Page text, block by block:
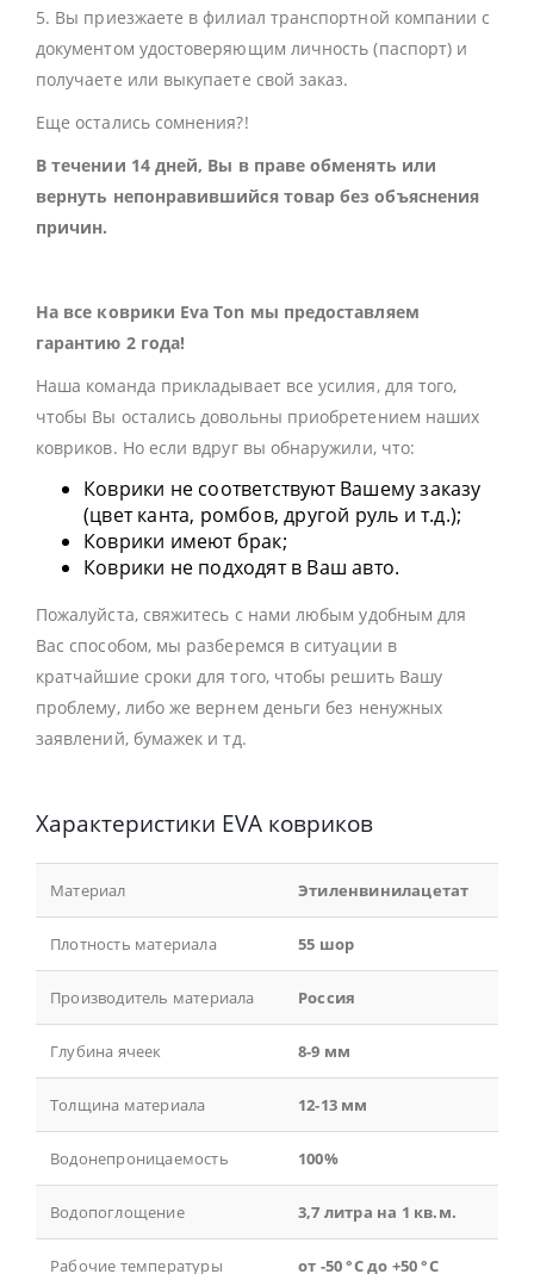
5. Вы приезжаете в филиал транспортной компании с
документом удостоверяющим личность (паспорт) и
получаете или выкупаете свой заказ.
Еще остались сомнения?!
В течении 14 дней, Вы в праве обменять или
вернуть непонравившийся товар без объяснения
причин.
На все коврики Eva Ton мы предоставляем
гарантию 2 года!
Наша команда прикладывает все усилия, для того,
чтобы Вы остались довольны приобретением наших
ковриков. Но если вдруг вы обнаружили, что:
Коврики не соответствуют Вашему заказу
(цвет канта, ромбов, другой руль и т.д.);
Коврики имеют брак;
Коврики не подходят в Ваш авто.
Пожалуйста, свяжитесь с нами любым удобным для
Вас способом, мы разберемся в ситуации в
кратчайшие сроки для того, чтобы решить Вашу
проблему, либо же вернем деньги без ненужных
заявлений, бумажек и тд.
Характеристики EVA ковриков
Материал Этиленвинилацетат
Плотность материала 55 шор
Производитель материала Россия
Глубина ячеек 8-9 мм
Толщина материала 12-13 мм
Водонепроницаемость 100%
Водопоглощение 3,7 литра на 1 кв.м.
Рабочие температуры от -50 °С до +50 °С